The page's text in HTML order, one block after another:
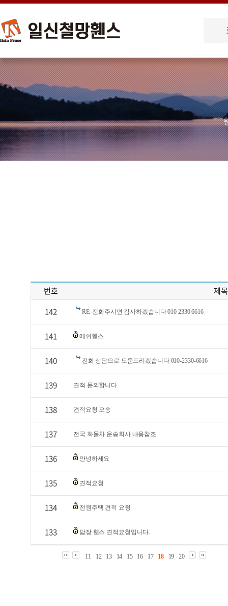
번호
제목
142
RE: 전화주시면 감사하겠습니다 010 2330 6616
141 메쉬휀스
140 전화 상담으로 도움드리겠습니다 010-2330-6616
139 견적 문의합니다.
138 견적요청 오송
137 전국 화물차 운송회사 내용참조
136 안녕하세요
135 견적요청
134 전원주택 견적 요청
133 담장 휀스 견적요청입니다.
11 12 13 14 15 16 17 18 19 20